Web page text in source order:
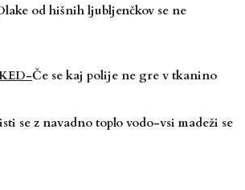
od hišnih ljubljenčkov se ne
Če se kaj polije ne gre v tkanino
se z navadno toplo vodo-vsi madeži se